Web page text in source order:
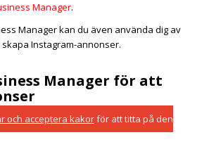
Manager.
Manager kan du även använda dig av
Instagram-annonser.
Manager för att
och acceptera kakorför att titta på den